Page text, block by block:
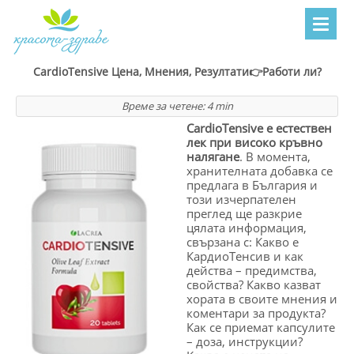
CardioTensive Цена, Мнения, Резултати👉Работи ли?
Време за четене:4 min
CardioTensive е естествен
лек при високо кръвно
налягане. В момента,
хранителната добавка се
предлага в България и
този изчерпателен
преглед ще разкрие
цялата информация,
свързана с: Какво е
КардиоТенсив и как
действа – предимства,
свойства? Какво казват
хората в своите мнения и
коментари за продукта?
Как се приемат капсулите
– доза, инструкции?